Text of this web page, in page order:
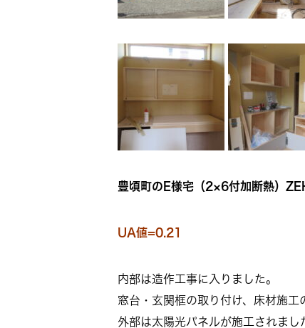
豊頃町のE様宅（2×6付加断熱）
UA値=0.21
内部は造作工事に入りました。
窓台・玄関框の取り付け、床材施工
外部は太陽光パネルが施工されまし